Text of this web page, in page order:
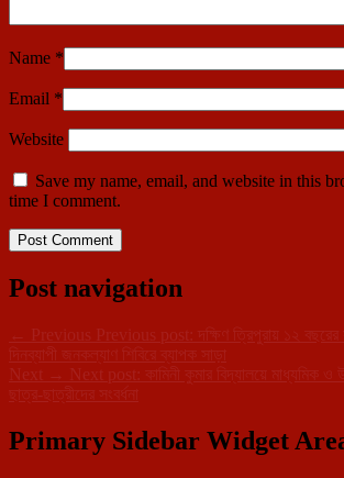
Name *
Email *
Website
Save my name, email, and website in this
time I comment.
Post navigation
← Previous Previous post:
দক্ষিণ ত্রিপুরায় ১২
দিনব্যাপী জনকল্যাণ শিবিরে ব্যাপক সাড়া
Next → Next post:
কামিনী কুমার বিদ্যালয়ে মাধ্যমিক
ছাত্র-ছাত্রীদের সংবর্ধনা
Primary Sidebar Widget